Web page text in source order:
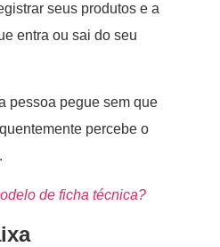
seus produtos e a
entra ou sai do seu
pessoa pegue sem que
percebe o
de ficha técnica?